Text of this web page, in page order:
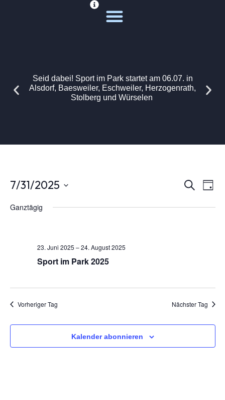
Seid dabei! Sport im Park startet am 06.07. in
Alsdorf, Baesweiler, Eschweiler, Herzogenrath,
Stolberg und Würselen
Suche
Tag
7/31/2025
wählen.
Ganztägig
23. Juni 2025 –24. August 2025
Sport im Park 2025
Vorheriger Tag Nächster Tag
Kalender abonnieren